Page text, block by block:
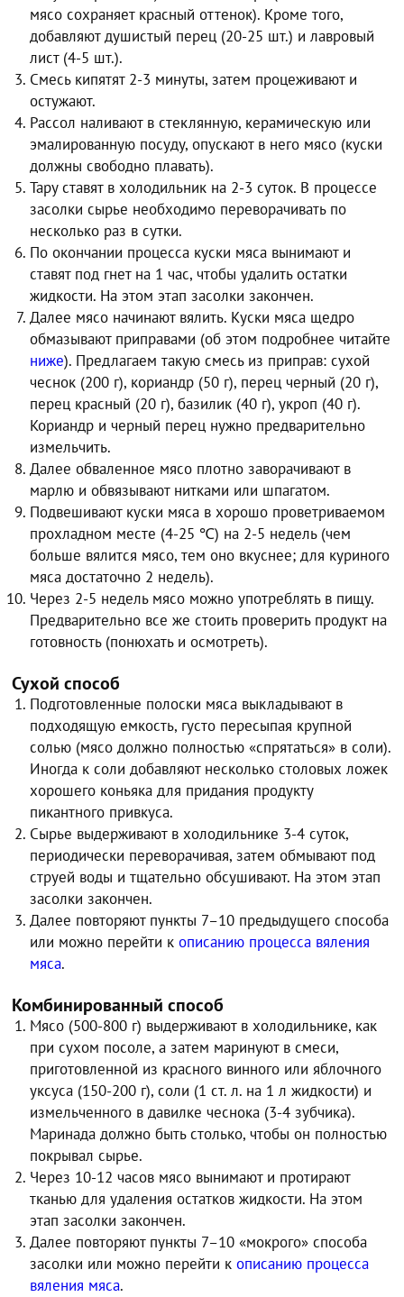
мясо сохраняет красный оттенок). Кроме того,
добавляют душистый перец (20-25 шт.) и лавровый
лист (4-5 шт.).
Смесь кипятят 2-3 минуты, затем процеживают и
остужают.
Рассол наливают в стеклянную, керамическую или
эмалированную посуду, опускают в него мясо (куски
должны свободно плавать).
Тару ставят в холодильник на 2-3 суток. В процессе
засолки сырье необходимо переворачивать по
несколько раз в сутки.
По окончании процесса куски мяса вынимают и
ставят под гнет на 1 час, чтобы удалить остатки
жидкости. На этом этап засолки закончен.
Далее мясо начинают вялить. Куски мяса щедро
обмазывают приправами (об этом подробнее читайте
ниже). Предлагаем такую смесь из приправ: сухой
чеснок (200 г), кориандр (50 г), перец черный (20 г),
перец красный (20 г), базилик (40 г), укроп (40 г).
Кориандр и черный перец нужно предварительно
измельчить.
Далее обваленное мясо плотно заворачивают в
марлю и обвязывают нитками или шпагатом.
Подвешивают куски мяса в хорошо проветриваемом
прохладном месте (4-25 ℃) на 2-5 недель (чем
больше вялится мясо, тем оно вкуснее; для куриного
мяса достаточно 2 недель).
Через 2-5 недель мясо можно употреблять в пищу.
Предварительно все же стоить проверить продукт на
готовность (понюхать и осмотреть).
Сухой способ
Подготовленные полоски мяса выкладывают в
подходящую емкость, густо пересыпая крупной
солью (мясо должно полностью «спрятаться» в соли).
Иногда к соли добавляют несколько столовых ложек
хорошего коньяка для придания продукту
пикантного привкуса.
Сырье выдерживают в холодильнике 3-4 суток,
периодически переворачивая, затем обмывают под
струей воды и тщательно обсушивают. На этом этап
засолки закончен.
Далее повторяют пункты 7–10 предыдущего способа
или можно перейти кописанию процесса вяления
мяса.
Комбинированный способ
Мясо (500-800 г) выдерживают в холодильнике, как
при сухом посоле, а затем маринуют в смеси,
приготовленной из красного винного или яблочного
уксуса (150-200 г), соли (1 ст. л. на 1 л жидкости) и
измельченного в давилке чеснока (3-4 зубчика).
Маринада должно быть столько, чтобы он полностью
покрывал сырье.
Через 10-12 часов мясо вынимают и протирают
тканью для удаления остатков жидкости. На этом
этап засолки закончен.
Далее повторяют пункты 7–10 «мокрого» способа
засолки или можно перейти кописанию процесса
вяления мяса.